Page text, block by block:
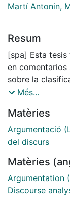
Martí Antonin,
Resum
[spa] Esta
en comentarios
sobre la
o negativos a
polaridad
comentarios.
identifican los
evalúa la
para
tesis se divide
Més...
Matèries
Argumentació
del discurs
Matèries
Argumentation
Discourse